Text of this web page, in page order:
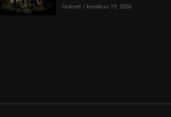
Uutiset kesäkuu 19, 2026